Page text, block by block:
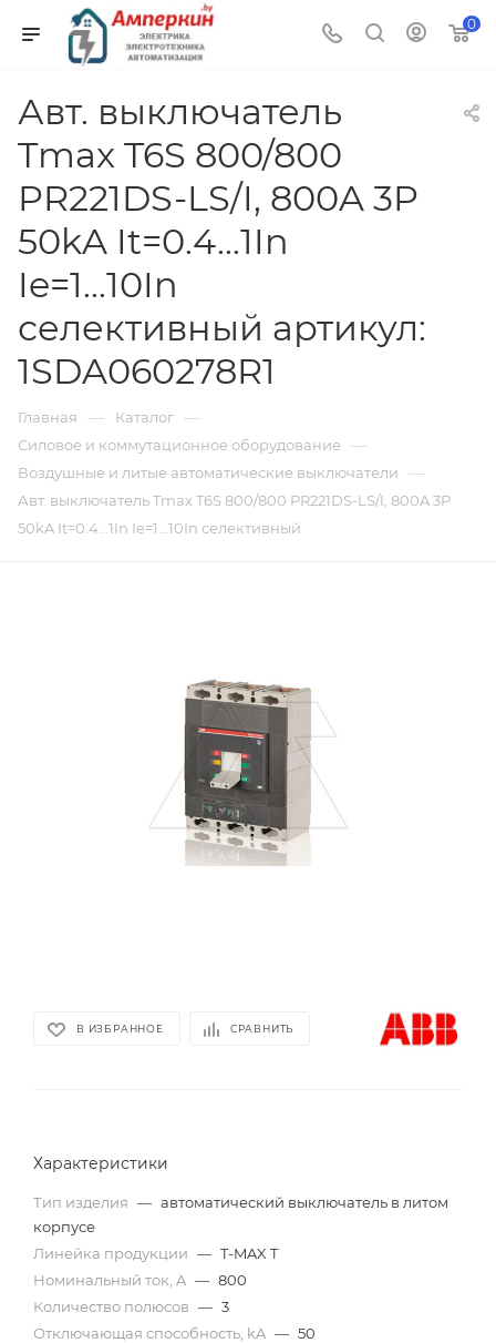
0
Авт. выключатель
Tmax T6S 800/800
PR221DS-LS/I, 800A 3P
50kA It=0.4...1In
Ie=1...10In
селективный артикул:
1SDA060278R1
Главная — Каталог —
Силовое и коммутационное оборудование —
Воздушные и литые автоматические выключатели —
Авт. выключатель Tmax T6S 800/800 PR221DS-LS/I, 800A 3P
50kA It=0.4...1In Ie=1...10In селективный
В ИЗБРАННОЕ СРАВНИТЬ
Характеристики
Тип изделия — автоматический выключатель в литом
корпусе
Линейка продукции — T-MAX T
Номинальный ток, A — 800
Количество полюсов — 3
Отключающая способность, kA — 50